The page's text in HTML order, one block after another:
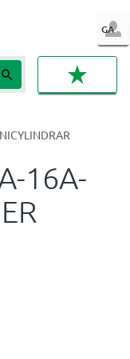
GA
IN
16A-